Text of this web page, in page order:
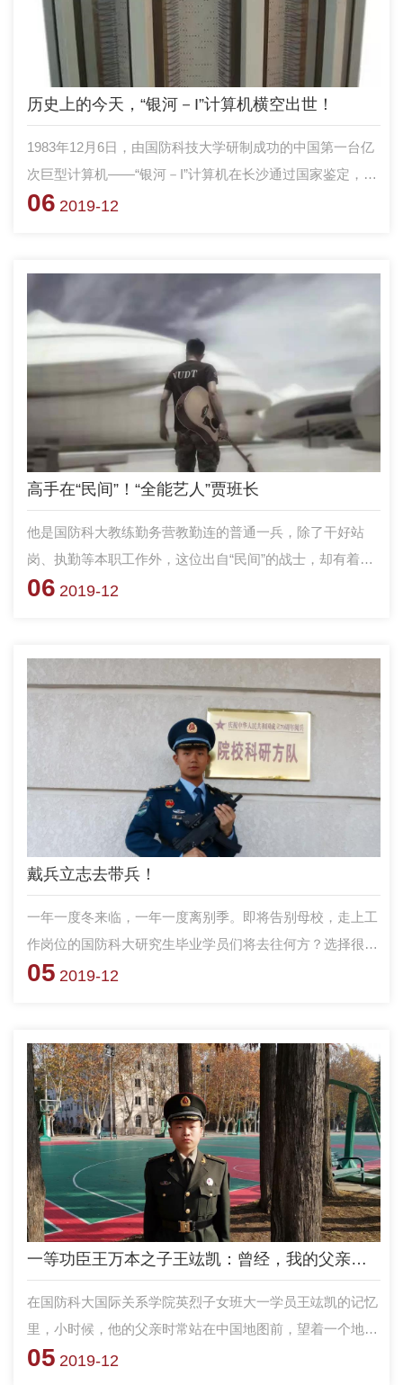
历史上的今天，“银河－I”计算机横空出世！
1983年12月6日，由国防科技大学研制成功的中国第一台亿
次巨型计算机——“银河－I”计算机在长沙通过国家鉴定，填
补了国内巨型计算机研制的空白。
06 2019-12
高手在“民间”！“全能艺人”贾班长
他是国防科大教练勤务营教勤连的普通一兵，除了干好站
岗、执勤等本职工作外，这位出自“民间”的战士，却有着非
凡的“绝活”。他是谁？
06 2019-12
戴兵立志去带兵！
一年一度冬来临，一年一度离别季。即将告别母校，走上工
作岗位的国防科大研究生毕业学员们将去往何方？选择很多
种，志向各不同，但有一个声音在这个冬季回答得格外嘹
05 2019-12
一等功臣王万本之子王竑凯：曾经，我的父亲冒着炮火……
在国防科大国际关系学院英烈子女班大一学员王竑凯的记忆
里，小时候，他的父亲时常站在中国地图前，望着一个地名
伫立许久。在识字不多的年纪，那个地名——麻栗坡，便已
05 2019-12